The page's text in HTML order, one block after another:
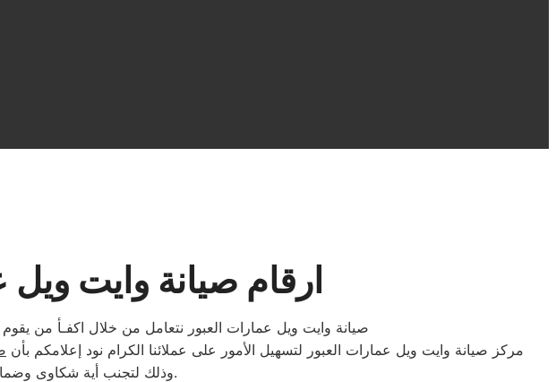
ارقام صيانة وايت ويل
صيانة وايت ويل عمارات العبور نتعامل من خلال اكفـأ من
مركز صيانة وايت ويل عمارات العبور لتسهيل الأمور على عملائنا الكرام نود إعلامكم بأن
وذلك لتجنب أية شكاوى وضمان تقديم خدمة جيدة للاستفادة المثلى من خدماتنا.